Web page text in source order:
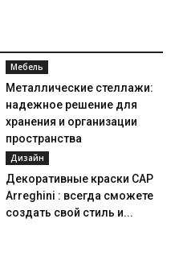
Мебель
Металлические стеллажи:
надежное решение для
хранения и организации
пространства
Дизайн
Декоративные краски CAP
Arreghini : всегда сможете
создать свой стиль и...